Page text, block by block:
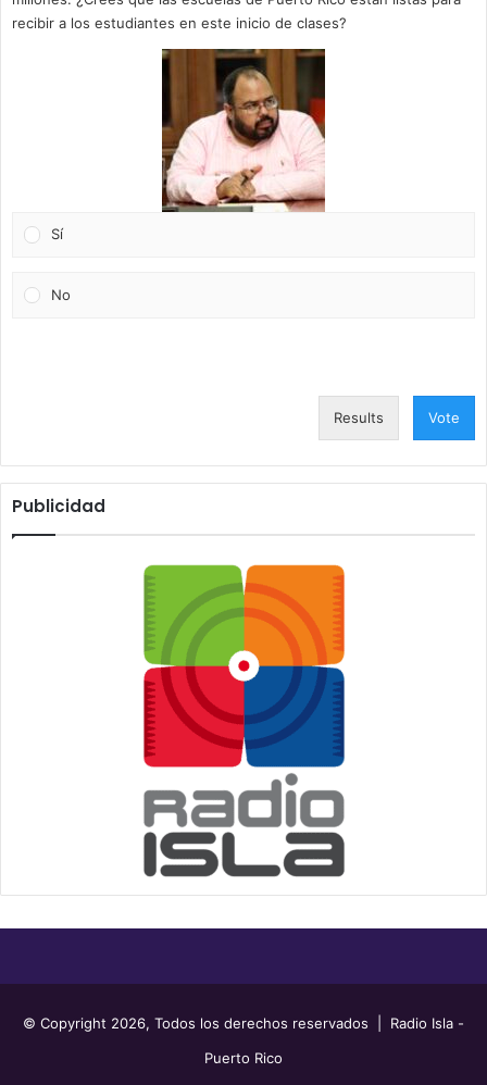
recibir a los estudiantes en este inicio de clases?
Sí
No
Results Vote
Publicidad
© Copyright 2026, Todos los derechos reservados | Radio Isla -
Puerto Rico